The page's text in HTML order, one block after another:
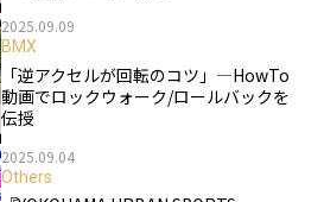
2025.09.09
BMX
「逆アクセルが回転のコツ」―HowTo
動画でロックウォーク/ロールバックを
伝授
2025.09.04
Others